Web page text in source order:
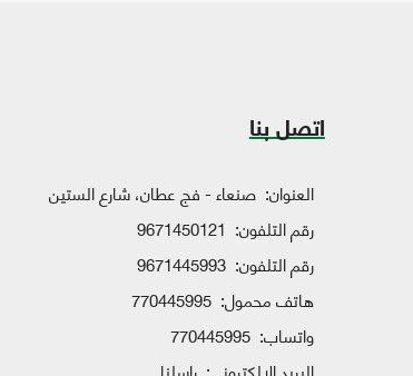
اتصل بنا
العنوان: صنعاء - فج عطان، شارع الستين
رقم التلفون: 9671450121
رقم التلفون: 9671445993
هاتف محمول: 770445995
واتساب: 770445995